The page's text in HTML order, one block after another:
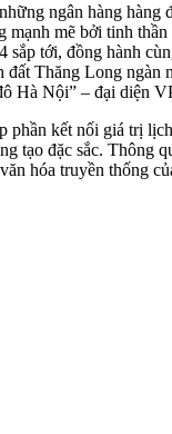
ngân hàng
mẽ bởi tinh
tới, đồng hành
Thăng Long
Hà Nội” – đại diện
kết nối giá trị
tạo đặc sắc.
hóa truyền thống